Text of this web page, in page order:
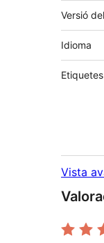
Versió
Idioma
Etiquetes
Vista